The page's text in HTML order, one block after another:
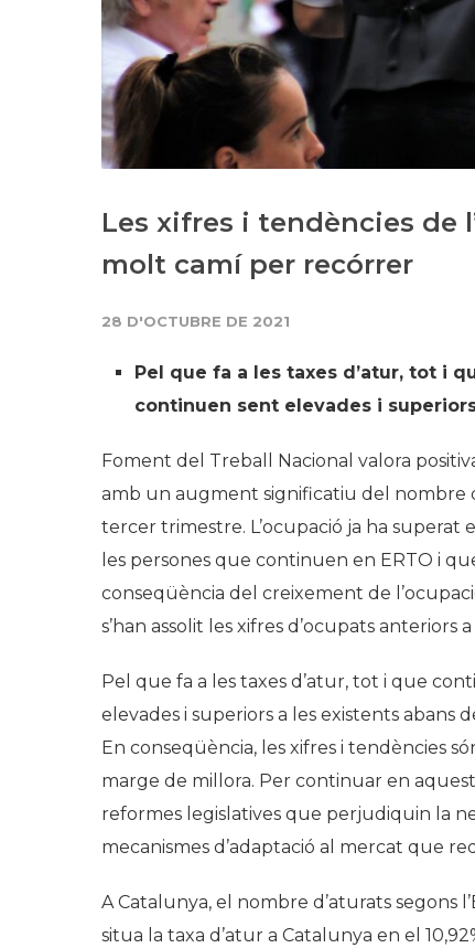
Les xifres i tendències de
molt camí per recórrer
28 D'OCTUBRE DE 2021
Pel que fa a les taxes d’atur, tot i
continuen sent elevades i
Foment del Treball Nacional valora
amb un augment significatiu del nombre
tercer trimestre. L’ocupació ja ha superat
les persones que continuen en ERTO i
conseqüència del creixement de
s’han assolit les xifres d’ocupats anteriors
Pel que fa a les taxes d’atur, tot i que
elevades i superiors a les existents abans
En conseqüència, les xifres i tendències
marge de millora. Per continuar en
reformes legislatives que perjudiquin la
mecanismes d’adaptació al mercat que
A Catalunya, el nombre d’aturats segons
situa la taxa d’atur a Catalunya en el